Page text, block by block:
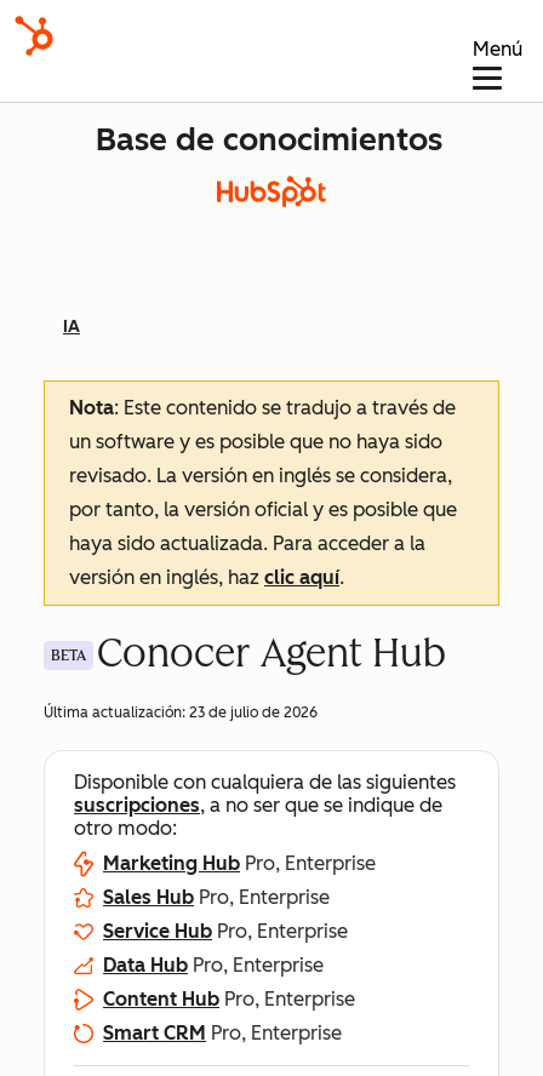
Menú
Base de conocimientos
IA
Nota: Este contenido se tradujo a través de
un software y es posible que no haya sido
revisado. La versión en inglés se considera,
por tanto, la versión oficial y es posible que
haya sido actualizada. Para acceder a la
versión en inglés, haz clic aquí.
BETA Conocer Agent Hub
Última actualización: 23 de julio de 2026
Disponible con cualquiera de las siguientes
suscripciones, a no ser que se indique de
otro modo:
Marketing Hub Pro, Enterprise
Sales Hub Pro, Enterprise
Service Hub Pro, Enterprise
Data Hub Pro, Enterprise
Content Hub Pro, Enterprise
Smart CRM Pro, Enterprise